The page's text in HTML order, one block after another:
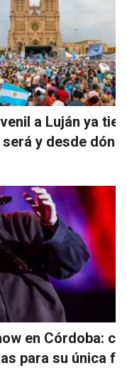
a Luján ya
y desde
en Córdoba:
para su única